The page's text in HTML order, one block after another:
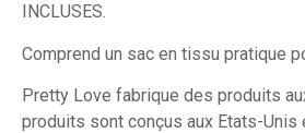
INCLUSES.
Comprend un sac en tissu pratique
Pretty Love fabrique des produits
produits sont conçus aux Etats-